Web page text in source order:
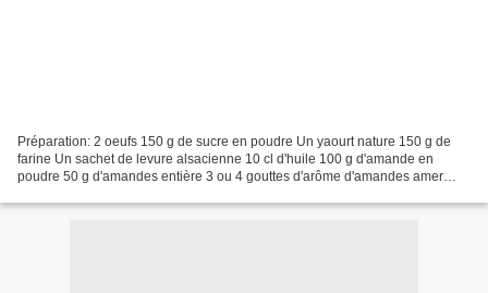
Préparation: 2 oeufs 150 g de sucre en poudre Un yaourt nature 150 g de
farine Un sachet de levure alsacienne 10 cl d'huile 100 g d'amande en
poudre 50 g d'amandes entière 3 ou 4 gouttes d'arôme d'amandes amer